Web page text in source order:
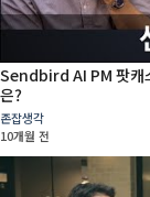
Sendbird AI PM 팟캐
은?
존잡생각
10개월 전